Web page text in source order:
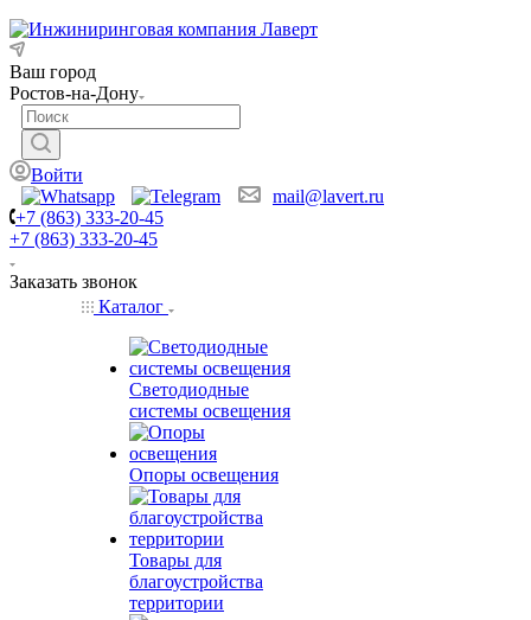
Ваш город
Ростов-на-Дону
Войти
mail@lavert.ru
+7 (863) 333-20-45
+7 (863) 333-20-45
Заказать звонок
Каталог
Светодиодные
системы освещения
Опоры освещения
Товары для
благоустройства
территории